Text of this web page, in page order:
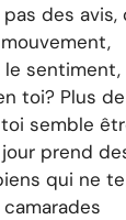
des avis,
le sentiment,
toi? Plus
semble
prend
qui ne